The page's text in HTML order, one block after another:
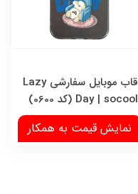
قاب موبایل سفارشی Lazy
Day | socool (کد 0600)
نمایش قیمت به همکار